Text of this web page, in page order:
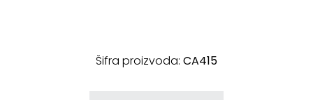
Šifra proizvoda: CA415